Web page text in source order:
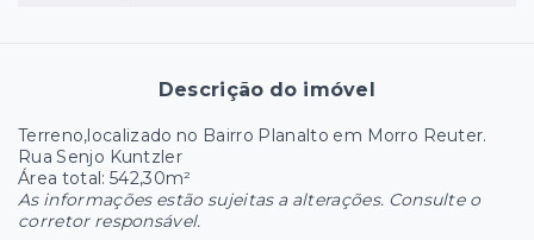
Descrição do imóvel
Terreno,localizado no Bairro Planalto em Morro Reuter.
Rua Senjo Kuntzler
Área total: 542,30m²
As informações estão sujeitas a alterações. Consulte o
corretor responsável.